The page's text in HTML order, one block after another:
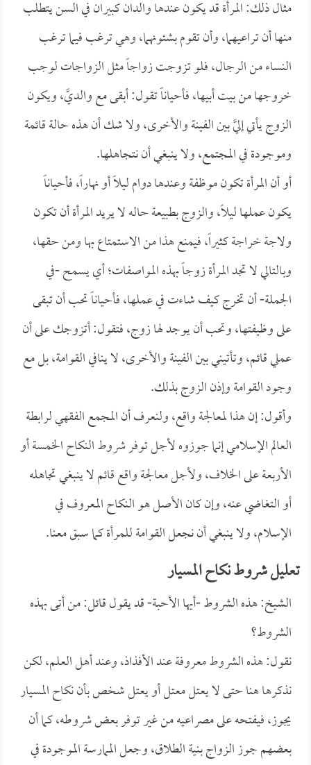
مثال ذلك: المرأة قد يكون عندها والدان كبيران في السن يتطلب
منها أن تراعيهما، وأن تقوم بشئونهما، وهي ترغب فيما ترغب
النساء من الرجال، فلو تزوجت زواجاً مثل الزواجات لوجب
خروجها من بيت أبيها، فأحياناً تقول: أبقى مع والديَّ، ويكون
الزوج يأتي إليَّ بين الفينة والأخرى، ولا شك أن هذه حالة قائمة
وموجودة في المجتمع، ولا ينبغي أن نتجاهلها.
أو أن المرأة تكون موظفة وعندها دوام ليلاً أو نهاراً، فأحياناً
يكون عملها ليلاً، والزوج بطبيعة حاله لا يريد المرأة أن تكون
ولاجة خراجة كثيراً، فيمنع هذا من الاستمتاع بها ومن حقها،
وبالتالي لا تجد المرأة زوجاً بهذه المواصفات؛ أي يسمح -في
الجملة- أن تخرج كيف شاءت في عملها، فأحياناً تحب أن تبقى
على وظيفتها، وتحب أن يوجد لها زوج، فتقول: أتزوجك على أن
عملي قائم، وتأتيني بين الفينة والأخرى، لا ينافي القوامة، بل مع
وجود القوامة وإذن الزوج بذلك.
وأقول: إن هذا لمعالجة واقع، ولنعرف أن المجمع الفقهي لرابطة
العالم الإسلامي إنما جوزوه لأجل توفر شروط النكاح الخمسة أو
الأربعة على الخلاف، ولأجل معالجة واقع قائم لا ينبغي تجاهله
أو التغاضي عنه، وإن كان الأصل هو النكاح المعروف في
الإسلام، ولا ينبغي أن نجعل القوامة للمرأة كما سبق معنا.
تعليل شروط نكاح المسيار
الشيخ: هذه الشروط -أيها الأحبة- قد يقول قائل: من أتى بهذه
الشروط؟
نقول: هذه الشروط معروفة عند الأفذاذ، وعند أهل العلم، لكن
نذكرها هنا حتى لا يعتل معتل أو يعتل شخص بأن نكاح المسيار
يجوز، فيفتحه على مصراعيه من غير توفر بعض شروطه، كما أن
بعضهم جوز الزواج بنية الطلاق، وجعل الممارسة الموجودة في